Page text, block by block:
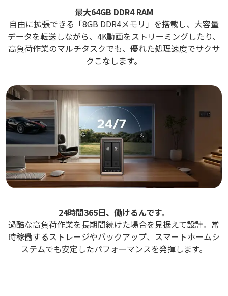
最大64GB DDR4 RAM
自由に拡張できる「8GB DDR4メモリ」を搭載し、大容量
データを転送しながら、4K動画をストリーミングしたり、
高負荷作業のマルチタスクでも、優れた処理速度でサクサ
クこなします。
24時間365日、働けるんです。
過酷な高負荷作業を長期間続けた場合を見据えて設計。常
時稼働するストレージやバックアップ、スマートホームシ
ステムでも安定したパフォーマンスを発揮します。